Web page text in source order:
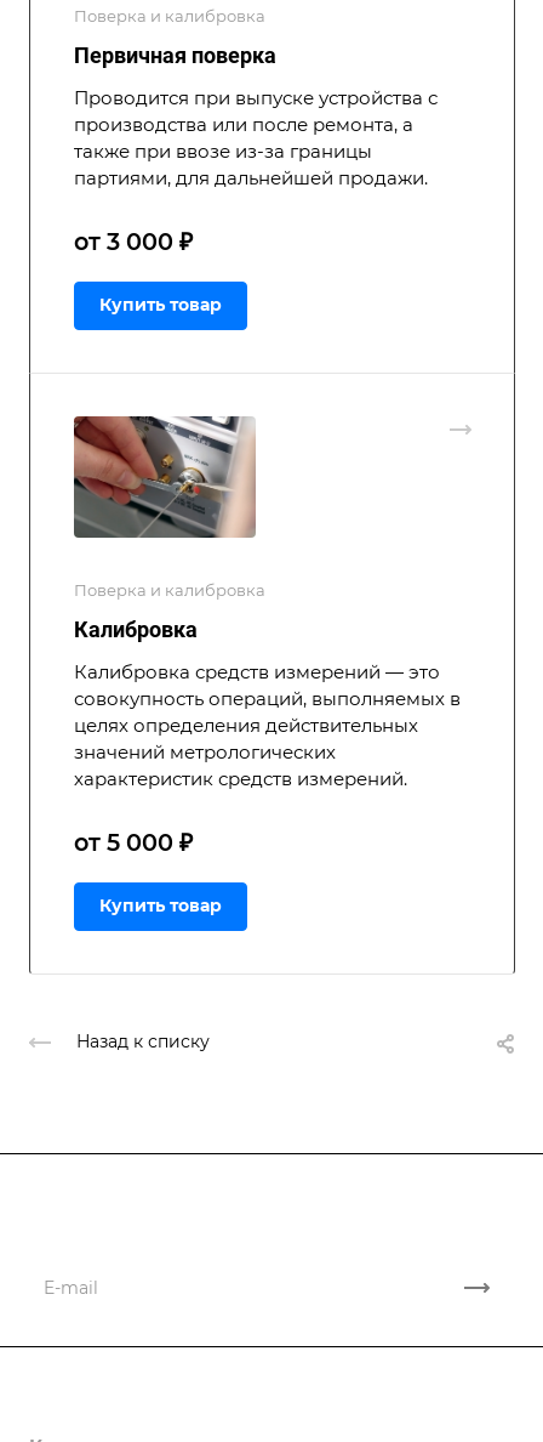
Поверка и калибровка
Первичная поверка
Проводится при выпуске устройства с
производства или после ремонта, а
также при ввозе из-за границы
партиями, для дальнейшей продажи.
от 3 000 ₽
Купить товар
Поверка и калибровка
Калибровка
Калибровка средств измерений — это
совокупность операций, выполняемых в
целях определения действительных
значений метрологических
характеристик средств измерений.
от 5 000 ₽
Купить товар
Назад к списку